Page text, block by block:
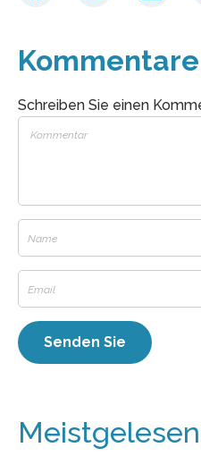
Schreiben Sie einen